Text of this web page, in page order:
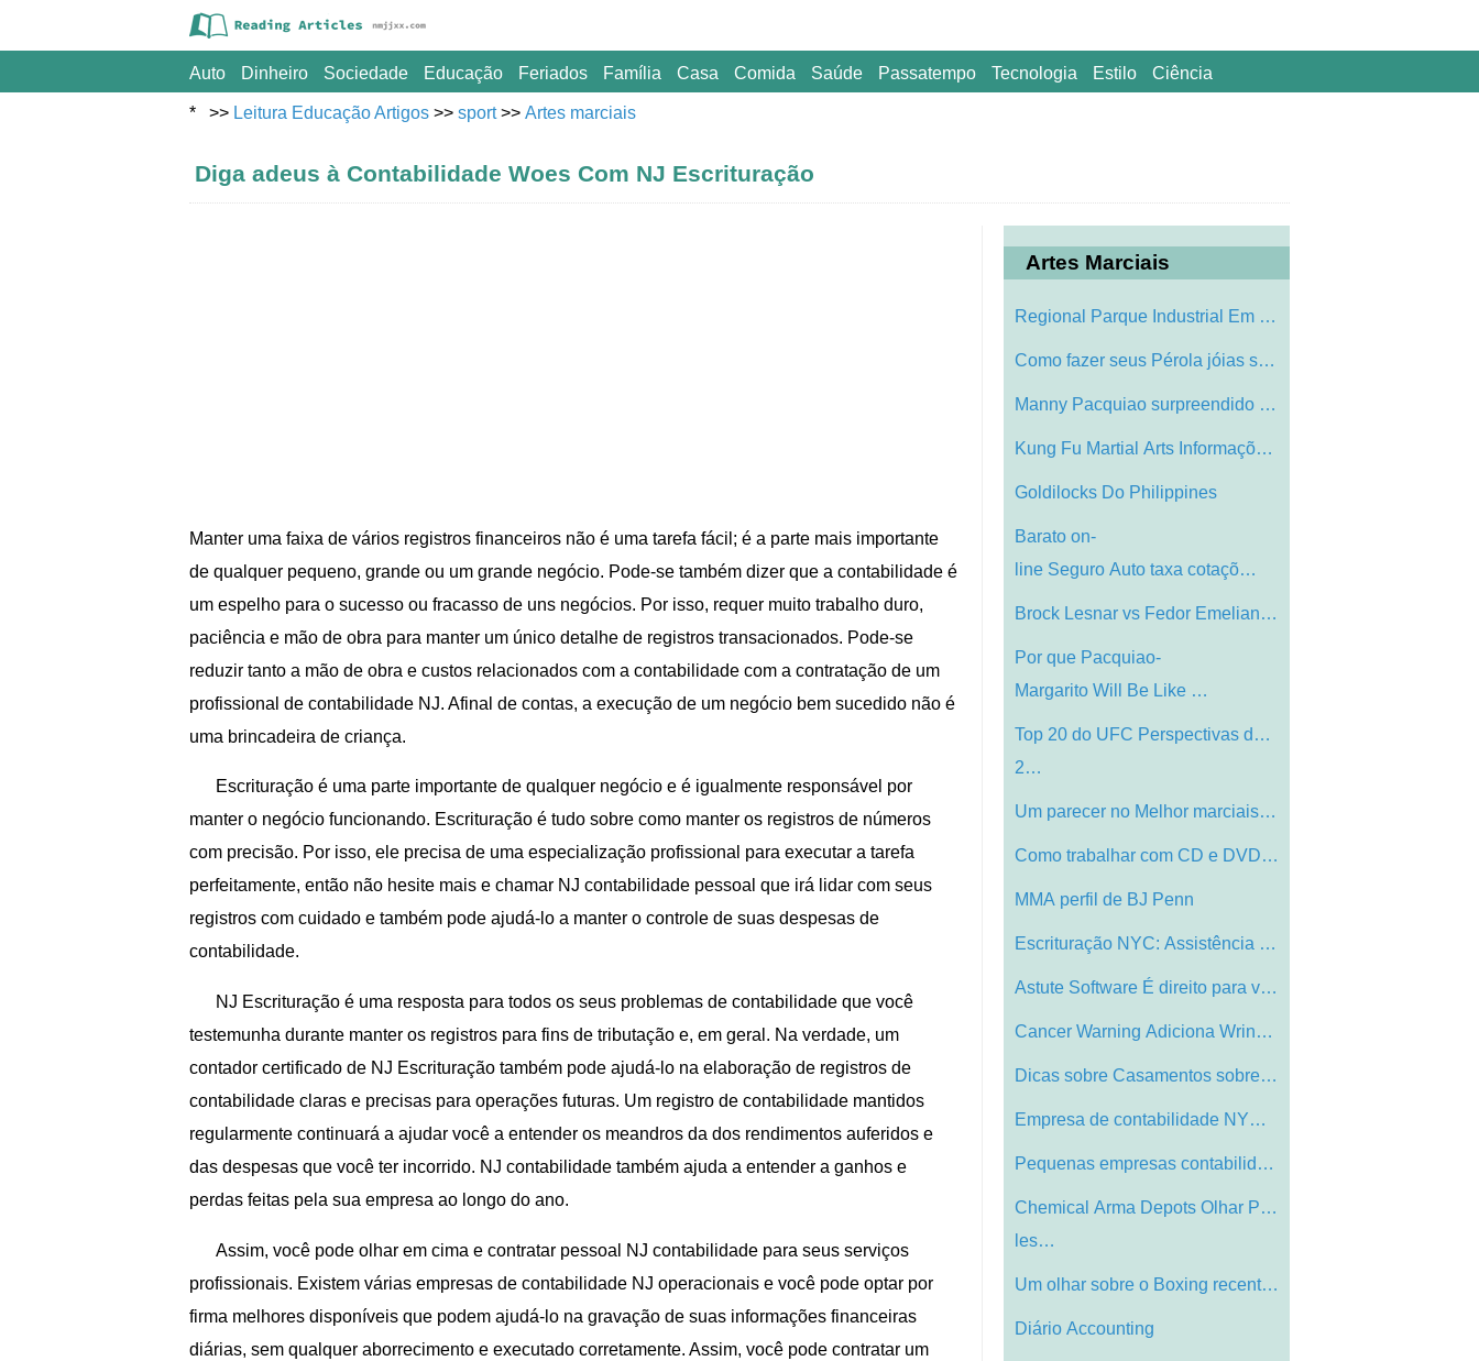
Auto Dinheiro Sociedade Educação Feriados Família Casa Comida Saúde Passatempo Tecnologia Estilo Ciência
Esporte Viagem
* >> Leitura Educação Artigos >> sport>> Artes marciais
Diga adeus à Contabilidade Woes Com NJ Escrituração
Manter uma faixa de vários registros financeiros não é uma tarefa fácil; é a parte mais importante
de qualquer pequeno, grande ou um grande negócio. Pode-se também dizer que a contabilidade é
um espelho para o sucesso ou fracasso de uns negócios. Por isso, requer muito trabalho duro,
paciência e mão de obra para manter um único detalhe de registros transacionados. Pode-se
reduzir tanto a mão de obra e custos relacionados com a contabilidade com a contratação de um
profissional de contabilidade NJ. Afinal de contas, a execução de um negócio bem sucedido não é
uma brincadeira de criança.
Escrituração é uma parte importante de qualquer negócio e é igualmente responsável por
manter o negócio funcionando. Escrituração é tudo sobre como manter os registros de números
com precisão. Por isso, ele precisa de uma especialização profissional para executar a tarefa
perfeitamente, então não hesite mais e chamar NJ contabilidade pessoal que irá lidar com seus
registros com cuidado e também pode ajudá-lo a manter o controle de suas despesas de
contabilidade.
NJ Escrituração é uma resposta para todos os seus problemas de contabilidade que você
testemunha durante manter os registros para fins de tributação e, em geral. Na verdade, um
contador certificado de NJ Escrituração também pode ajudá-lo na elaboração de registros de
contabilidade claras e precisas para operações futuras. Um registro de contabilidade mantidos
regularmente continuará a ajudar você a entender os meandros da dos rendimentos auferidos e
das despesas que você ter incorrido. NJ contabilidade também ajuda a entender a ganhos e
perdas feitas pela sua empresa ao longo do ano.
Assim, você pode olhar em cima e contratar pessoal NJ contabilidade para seus serviços
profissionais. Existem várias empresas de contabilidade NJ operacionais e você pode optar por
firma melhores disponíveis que podem ajudá-lo na gravação de suas informações financeiras
diárias, sem qualquer aborrecimento e executado corretamente. Assim, você pode contratar um
Artes Marciais
Regional Parque Industrial Em Asia
Como fazer seus Pérola jóias séculos …
Manny Pacquiao surpreendido com sua popu…
Kung Fu Martial Arts Informações - O C…
Goldilocks Do Philippines
Barato on-
line Seguro Auto taxa cotaçõ…
Brock Lesnar vs Fedor Emelianenko
Por que Pacquiao-
Margarito Will Be Like …
Top 20 do UFC Perspectivas de 2009 (11-
2…
Um parecer no Melhor marciais Estilos As…
Como trabalhar com CD e DVD Replicators
MMA perfil de BJ Penn
Escrituração NYC: Assistência no dese…
Astute Software É direito para você
Cancer Warning Adiciona Wrinkle Para Cel…
Dicas sobre Casamentos sobre um Budget
Empresa de contabilidade NYC: se livrar …
Pequenas empresas contabilidade software…
Chemical Arma Depots Olhar Para Arma-
les…
Um olhar sobre o Boxing recentes Upsets
Diário Accounting